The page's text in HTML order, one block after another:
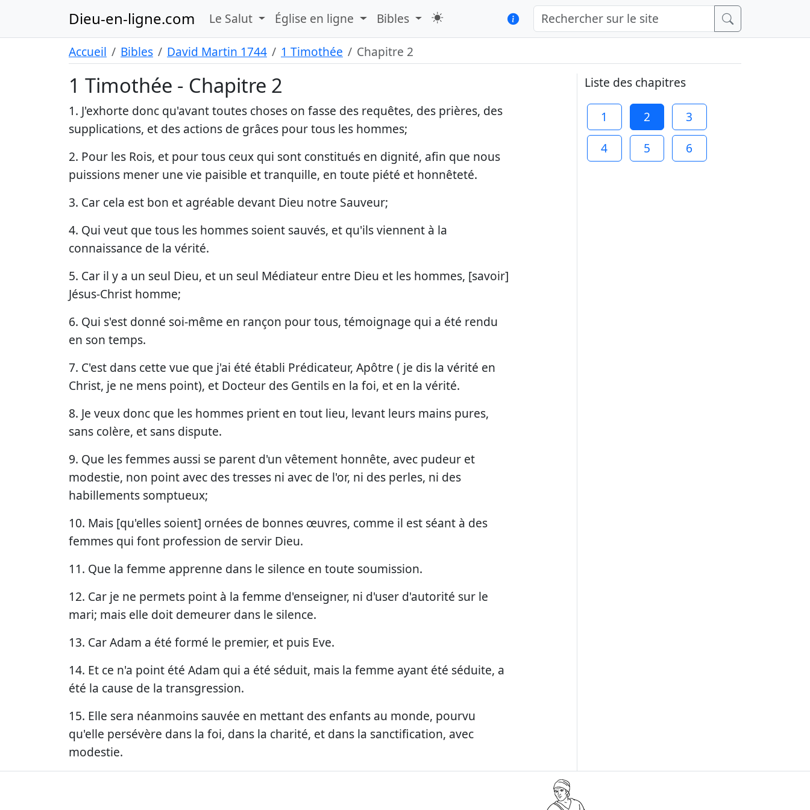
Dieu-en-ligne.com Le Salut Église en ligne Bibles
Accueil Bibles David Martin 1744 1 Timothée Chapitre 2
1 Timothée - Chapitre 2
1. J'exhorte donc qu'avant toutes choses on fasse des requêtes, des prières, des
supplications, et des actions de grâces pour tous les hommes;
2. Pour les Rois, et pour tous ceux qui sont constitués en dignité, afin que nous
puissions mener une vie paisible et tranquille, en toute piété et honnêteté.
3. Car cela est bon et agréable devant Dieu notre Sauveur;
4. Qui veut que tous les hommes soient sauvés, et qu'ils viennent à la
connaissance de la vérité.
5. Car il y a un seul Dieu, et un seul Médiateur entre Dieu et les hommes, [savoir]
Jésus-Christ homme;
6. Qui s'est donné soi-même en rançon pour tous, témoignage qui a été rendu
en son temps.
7. C'est dans cette vue que j'ai été établi Prédicateur, Apôtre ( je dis la vérité en
Christ, je ne mens point), et Docteur des Gentils en la foi, et en la vérité.
8. Je veux donc que les hommes prient en tout lieu, levant leurs mains pures,
sans colère, et sans dispute.
9. Que les femmes aussi se parent d'un vêtement honnête, avec pudeur et
modestie, non point avec des tresses ni avec de l'or, ni des perles, ni des
habillements somptueux;
10. Mais [qu'elles soient] ornées de bonnes œuvres, comme il est séant à des
femmes qui font profession de servir Dieu.
11. Que la femme apprenne dans le silence en toute soumission.
12. Car je ne permets point à la femme d'enseigner, ni d'user d'autorité sur le
mari; mais elle doit demeurer dans le silence.
13. Car Adam a été formé le premier, et puis Eve.
14. Et ce n'a point été Adam qui a été séduit, mais la femme ayant été séduite, a
été la cause de la transgression.
15. Elle sera néanmoins sauvée en mettant des enfants au monde, pourvu
qu'elle persévère dans la foi, dans la charité, et dans la sanctification, avec
modestie.
Liste des chapitres
1 2
3
4
5 6